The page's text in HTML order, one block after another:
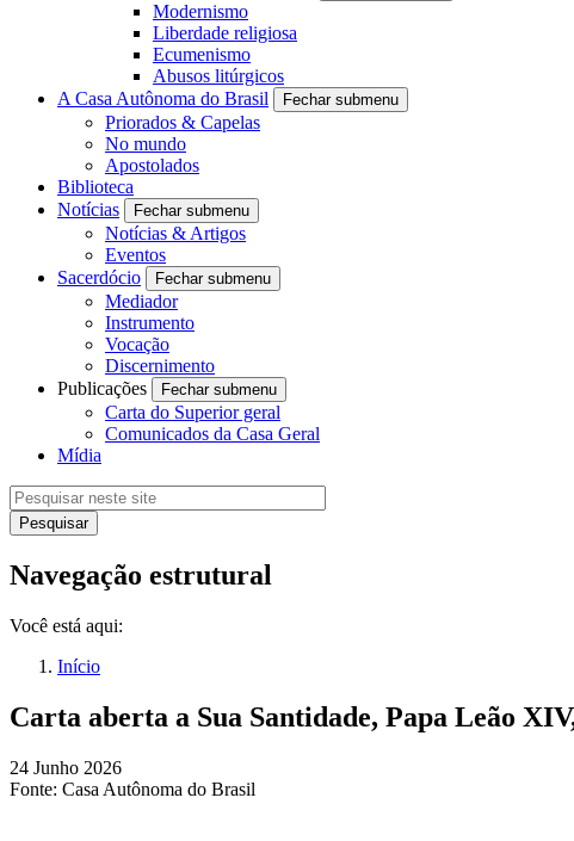
Modernismo
Liberdade religiosa
Ecumenismo
Abusos litúrgicos
A Casa Autônoma do Brasil
Fechar submenu
Priorados & Capelas
No mundo
Apostolados
Biblioteca
Notícias
Fechar submenu
Notícias & Artigos
Eventos
Sacerdócio
Fechar submenu
Mediador
Instrumento
Vocação
Discernimento
Publicações
Fechar submenu
Carta do Superior geral
Comunicados da Casa Geral
Mídia
Navegação estrutural
Você está aqui:
Início
Carta aberta a Sua Santidade, Papa Leão
24 Junho 2026
Fonte: Casa Autônoma do Brasil